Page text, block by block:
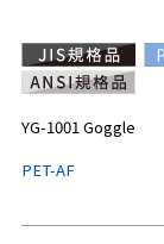
YG-1001 Goggle
PET-AF